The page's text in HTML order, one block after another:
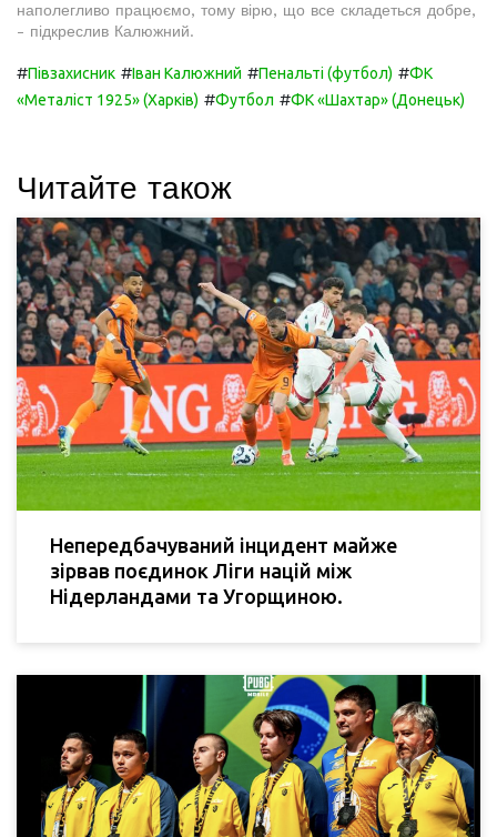
наполегливо працюємо, тому вірю, що все складеться добре,
- підкреслив Калюжний.
#Півзахисник #Іван Калюжний #Пенальті (футбол) #ФК
«Металіст 1925» (Харків) #Футбол #ФК «Шахтар» (Донецьк)
Читайте також
Непередбачуваний інцидент майже
зірвав поєдинок Ліги націй між
Нідерландами та Угорщиною.